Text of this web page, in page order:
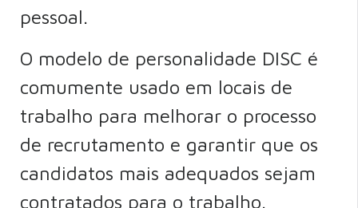
pessoal.
O modelo de personalidade DISC é
comumente usado em locais de
trabalho para melhorar o processo
de recrutamento e garantir que os
candidatos mais adequados sejam
contratados para o trabalho.